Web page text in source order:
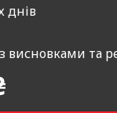
оцінка
сильних
ніш для вашого
днів
висновками та